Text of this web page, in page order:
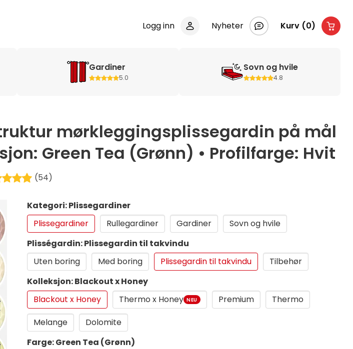
Logg inn Nyheter Kurv (0)
Gardiner
5.0
Sovn og hvile
4.8
mørkleggingsplissegardin på mål
Green Tea (Grønn) • Profilfarge: Hvit
(54)
Kategori: Plissegardiner
Plissegardiner
Rullegardiner Gardiner
Sovn og hvile
Plisségardin: Plissegardin til takvindu
Uten boring
Med boring Plissegardin til takvindu
Tilbehør
Kolleksjon: Blackout x Honey
Blackout x Honey
Thermo x Honey NEU Premium
Thermo
Melange
Dolomite
Farge: Green Tea (Grønn)